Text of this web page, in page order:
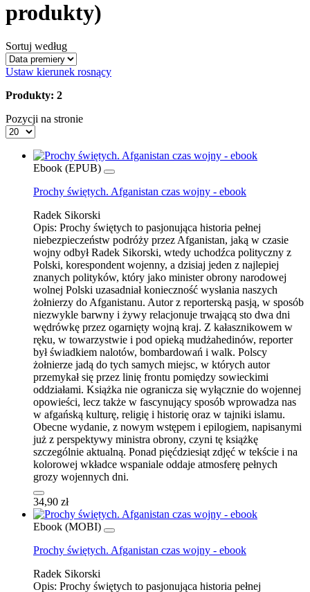
produkty)
Sortuj według
Ustaw kierunek rosnący
Produkty: 2
Pozycji na stronie
Ebook (EPUB)
Prochy świętych. Afganistan czas wojny - ebook
Radek Sikorski
Opis: Prochy świętych to pasjonująca historia pełnej
niebezpieczeństw podróży przez Afganistan, jaką w czasie
wojny odbył Radek Sikorski, wtedy uchodźca polityczny z
Polski, korespondent wojenny, a dzisiaj jeden z najlepiej
znanych polityków, który jako minister obrony narodowej
wolnej Polski uzasadniał konieczność wysłania naszych
żołnierzy do Afganistanu. Autor z reporterską pasją, w sposób
niezwykle barwny i żywy relacjonuje trwającą sto dwa dni
wędrówkę przez ogarnięty wojną kraj. Z kałasznikowem w
ręku, w towarzystwie i pod opieką mudżahedinów, reporter
był świadkiem nalotów, bombardowań i walk. Polscy
żołnierze jadą do tych samych miejsc, w których autor
przemykał się przez linię frontu pomiędzy sowieckimi
oddziałami. Książka nie ogranicza się wyłącznie do wojennej
opowieści, lecz także w fascynujący sposób wprowadza nas
w afgańską kulturę, religię i historię oraz w tajniki islamu.
Obecne wydanie, z nowym wstępem i epilogiem, napisanymi
już z perspektywy ministra obrony, czyni tę książkę
szczególnie aktualną. Ponad pięćdziesiąt zdjęć w tekście i na
kolorowej wkładce wspaniale oddaje atmosferę pełnych
grozy wojennych dni.
34,90 zł
Ebook (MOBI)
Prochy świętych. Afganistan czas wojny - ebook
Radek Sikorski
Opis: Prochy świętych to pasjonująca historia pełnej